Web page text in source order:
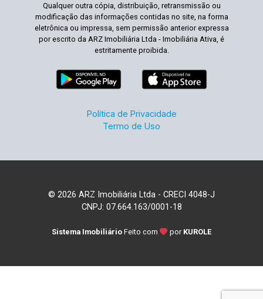
Qualquer outra cópia, distribuição, retransmissão ou
modificação das informações contidas no site, na forma
eletrônica ou impressa, sem permissão anterior expressa
por escrito da ARZ Imobiliária Ltda - Imobiliária Ativa, é
estritamente proibida.
Política de Privacidade
Termo de Uso
© 2026 ARZ Imobiliária Ltda - CRECI 4048-J
CNPJ: 07.664.163/0001-18
Sistema Imobiliário Feito com por KUROLE